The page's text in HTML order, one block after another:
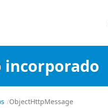
incorporado
ObjectHttpMessage